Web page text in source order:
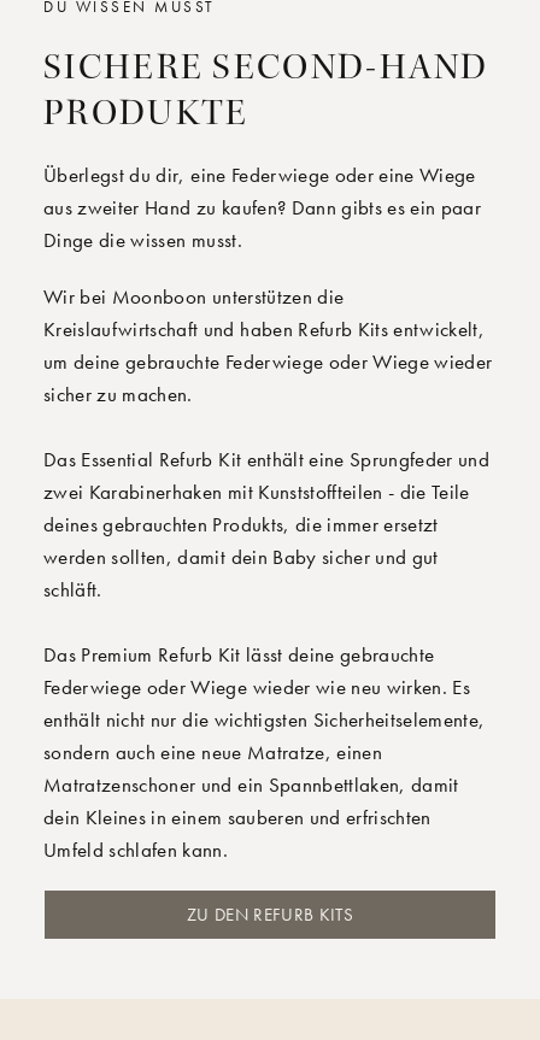
DU WISSEN MUSST
SICHERE SECOND-HAND
PRODUKTE
Überlegst du dir, eine Federwiege oder eine Wiege
aus zweiter Hand zu kaufen? Dann gibts es ein paar
Dinge die wissen musst.
Wir bei Moonboon unterstützen die
Kreislaufwirtschaft und haben Refurb Kits entwickelt,
um deine gebrauchte Federwiege oder Wiege wieder
sicher zu machen.
Das Essential Refurb Kit enthält eine Sprungfeder und
zwei Karabinerhaken mit Kunststoffteilen - die Teile
deines gebrauchten Produkts, die immer ersetzt
werden sollten, damit dein Baby sicher und gut
schläft.
Das Premium Refurb Kit lässt deine gebrauchte
Federwiege oder Wiege wieder wie neu wirken. Es
enthält nicht nur die wichtigsten Sicherheitselemente,
sondern auch eine neue Matratze, einen
Matratzenschoner und ein Spannbettlaken, damit
dein Kleines in einem sauberen und erfrischten
Umfeld schlafen kann.
ZU DEN REFURB KITS